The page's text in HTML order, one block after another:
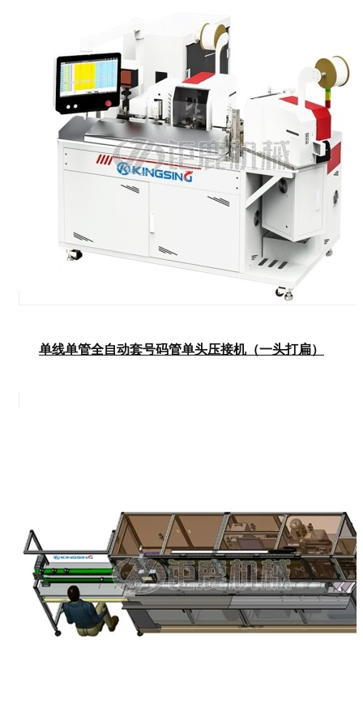
单线单管全自动套号码管单头压接机（一头打扁）